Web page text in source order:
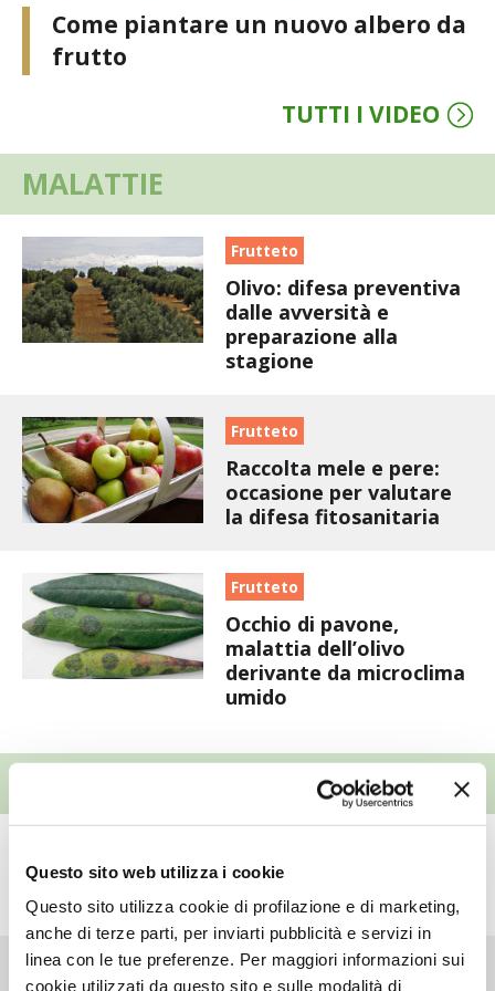
Questo sito web utilizza i cookie
Questo sito utilizza cookie di profilazione e di marketing,
anche di terze parti, per inviarti pubblicità e servizi in
linea con le tue preferenze. Per maggiori informazioni sui
cookie utilizzati da questo sito e sulle modalità di
VIGNETO BIO
GARDENA
VERONESI
RIMANI A CONTATTO CON LA NATURA
CRESCERE INSIEME
VITA IN CAMPAGNA LA FIERA
NATURALMENTE
RASIKAL
BIOGENTS
Come piantare un nuovo albero da
frutto
TUTTI I VIDEO
MALATTIE
Frutteto
Olivo: difesa preventiva
dalle avversità e
preparazione alla
stagione
Frutteto
Raccolta mele e pere:
occasione per valutare
la difesa fitosanitaria
Frutteto
Occhio di pavone,
malattia dell’olivo
derivante da microclima
umido
25ª Murabilia